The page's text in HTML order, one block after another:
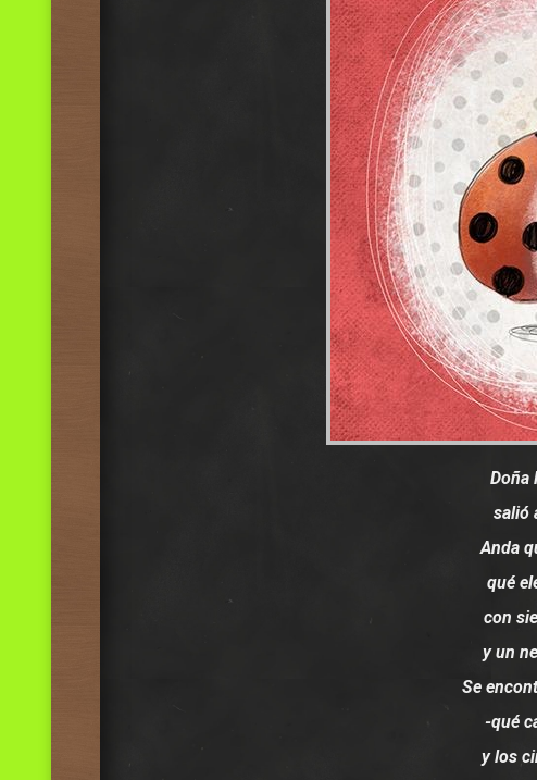
Doña
salió
Anda
qué
con
y un
Se
-qué
y los